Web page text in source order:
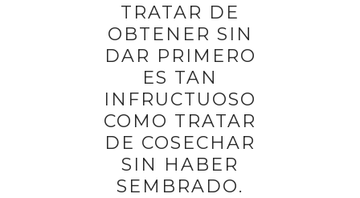
TRATAR DE
OBTENER SIN
DAR PRIMERO
ES TAN
INFRUCTUOSO
COMO TRATAR
DE COSECHAR
SIN HABER
SEMBRADO.